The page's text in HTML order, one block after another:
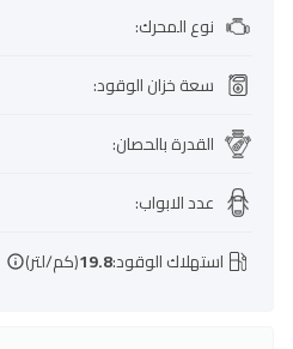
نوع المحرك:
سعة خزان الوقود:
القدرة بالحصان:
عدد الابواب:
استهلاك الوقود:19.8(كم/لتر)